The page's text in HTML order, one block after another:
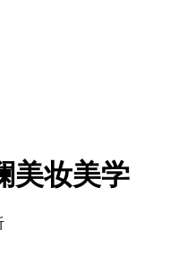
美妆美学